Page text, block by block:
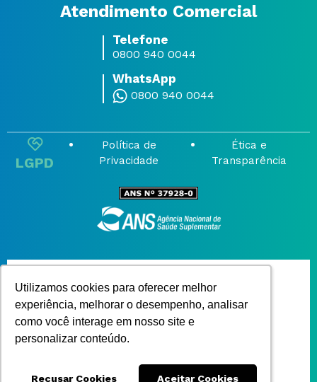
Utilizamos cookies para oferecer melhor
experiência, melhorar o desempenho, analisar
como você interage em nosso site e
personalizar conteúdo.
Recusar Cookies Aceitar Cookies
Utilizamos cookies para oferecer melhor
experiência, melhorar o desempenho, analisar
como você interage em nosso site e
personalizar conteúdo.
Recusar Cookies Aceitar Cookies
Atendimento Comercial
Telefone
0800 940 0044
WhatsApp
0800 940 0044
LGPD
Política de
Privacidade
Ética e
Transparência
Institucional
Dúvidas Frequentes
Pesquisa de Satisfação
Prestador